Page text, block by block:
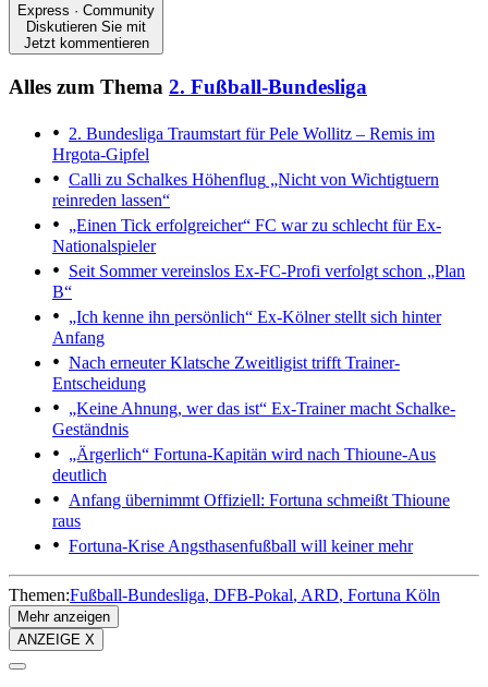
Express · Community
Diskutieren Sie mit
Jetzt kommentieren
Alles zum Thema 2. Fußball-Bundesliga
2. Bundesliga Traumstart für Pele Wollitz – Remis im
Hrgota-Gipfel
Calli zu Schalkes Höhenflug „Nicht von Wichtigtuern
reinreden lassen“
„Einen Tick erfolgreicher“ FC war zu schlecht für Ex-
Nationalspieler
Seit Sommer vereinslos Ex-FC-Profi verfolgt schon „Plan
B“
„Ich kenne ihn persönlich“ Ex-Kölner stellt sich hinter
Anfang
Nach erneuter Klatsche Zweitligist trifft Trainer-
Entscheidung
„Keine Ahnung, wer das ist“ Ex-Trainer macht Schalke-
Geständnis
„Ärgerlich“ Fortuna-Kapitän wird nach Thioune-Aus
deutlich
Anfang übernimmt Offiziell: Fortuna schmeißt Thioune
raus
Fortuna-Krise Angsthasenfußball will keiner mehr
Themen:Fußball-Bundesliga DFB-Pokal ARD Fortuna Köln
Mehr anzeigen
ANZEIGE X